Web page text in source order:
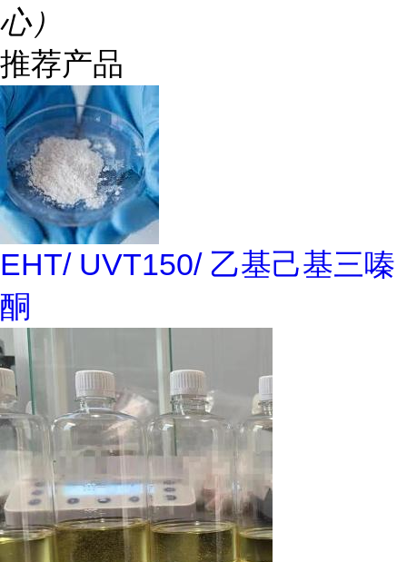
心）
推荐产品
EHT/ UVT150/ 乙基己基三嗪
酮